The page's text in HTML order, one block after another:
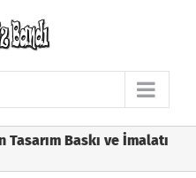
Tasarım Baskı ve İmalatı